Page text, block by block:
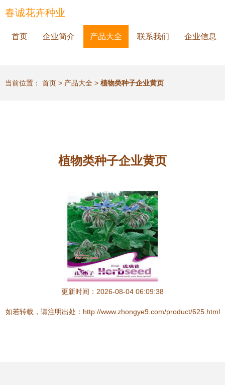
春诚花卉种业
首页 企业简介 产品大全 联系我们 企业信息
当前位置： 首页 > 产品大全 > 植物类种子企业黄页
植物类种子企业黄页
更新时间：2026-08-04 06:09:38
如若转载，请注明出处：http://www.zhongye9.com/product/625.html